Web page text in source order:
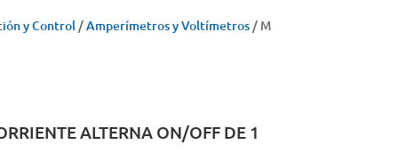
y Control/Amperímetros y Voltímetros/ M
ALTERNA ON/OFF DE 1